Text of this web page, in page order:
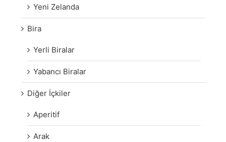
Yeni Zelanda
Bira
Yerli Biralar
Yabancı Biralar
Diğer İçkiler
Aperitif
Arak